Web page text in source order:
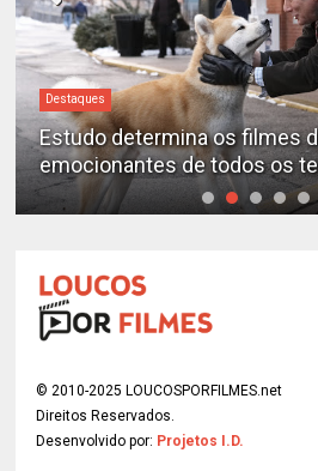
Destaques
Estudo determina os filmes
emocionantes de todos os
© 2010-2025 LOUCOSPORFILMES.net
Direitos Reservados.
Desenvolvido por: Projetos I.D.